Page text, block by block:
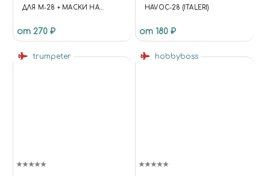
ДЛЯ М-28 + МАСКИ НА
(МОДЕЛИСТ) МАСШТАБ
от 270 ₽
HAVOC-28 (ITALERI)
от 180 ₽
trumpeter hobbyboss